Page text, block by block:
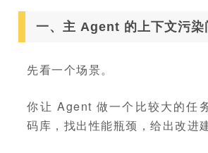
一、主 Agent 的上下文污染
先看一个场景。
你让 Agent 做一个比较大的任
码库，找出性能瓶颈，给出改进